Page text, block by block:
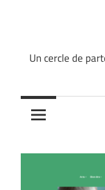
Un cercle de